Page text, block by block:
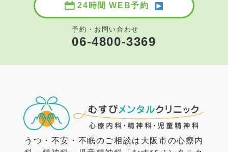
24時間 WEB予約
予約・お問い合わせ
06-4800-3369
うつ・不安・不眠のご相談は大阪市の心療内